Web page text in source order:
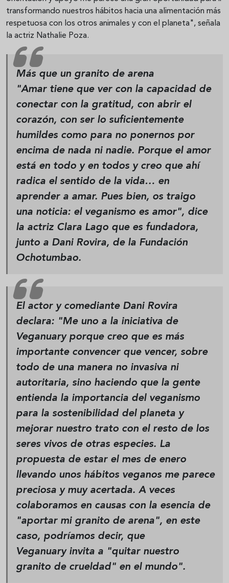
transformando nuestros hábitos hacia una alimentación más
respetuosa con los otros animales y con el planeta", señala
la actriz Nathalie Poza.
Más que un granito de arena
"Amar tiene que ver con la capacidad de
conectar con la gratitud, con abrir el
corazón, con ser lo suficientemente
humildes como para no ponernos por
encima de nada ni nadie. Porque el amor
está en todo y en todos y creo que ahí
radica el sentido de la vida… en
aprender a amar. Pues bien, os traigo
una noticia: el veganismo es amor", dice
la actriz Clara Lago que es fundadora,
junto a Dani Rovira, de la Fundación
Ochotumbao.
El actor y comediante Dani Rovira
declara: "Me uno a la iniciativa de
Veganuary porque creo que es más
importante convencer que vencer, sobre
todo de una manera no invasiva ni
autoritaria, sino haciendo que la gente
entienda la importancia del veganismo
para la sostenibilidad del planeta y
mejorar nuestro trato con el resto de los
seres vivos de otras especies. La
propuesta de estar el mes de enero
llevando unos hábitos veganos me parece
preciosa y muy acertada. A veces
colaboramos en causas con la esencia de
"aportar mi granito de arena", en este
caso, podríamos decir, que
Veganuary invita a "quitar nuestro
granito de crueldad" en el mundo".